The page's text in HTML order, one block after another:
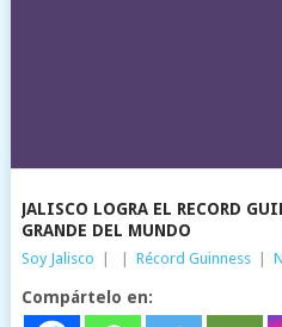
JALISCO LOGRA EL RECORD
GRANDE DEL MUNDO
Soy Jalisco Récord Guinness
Compártelo en: